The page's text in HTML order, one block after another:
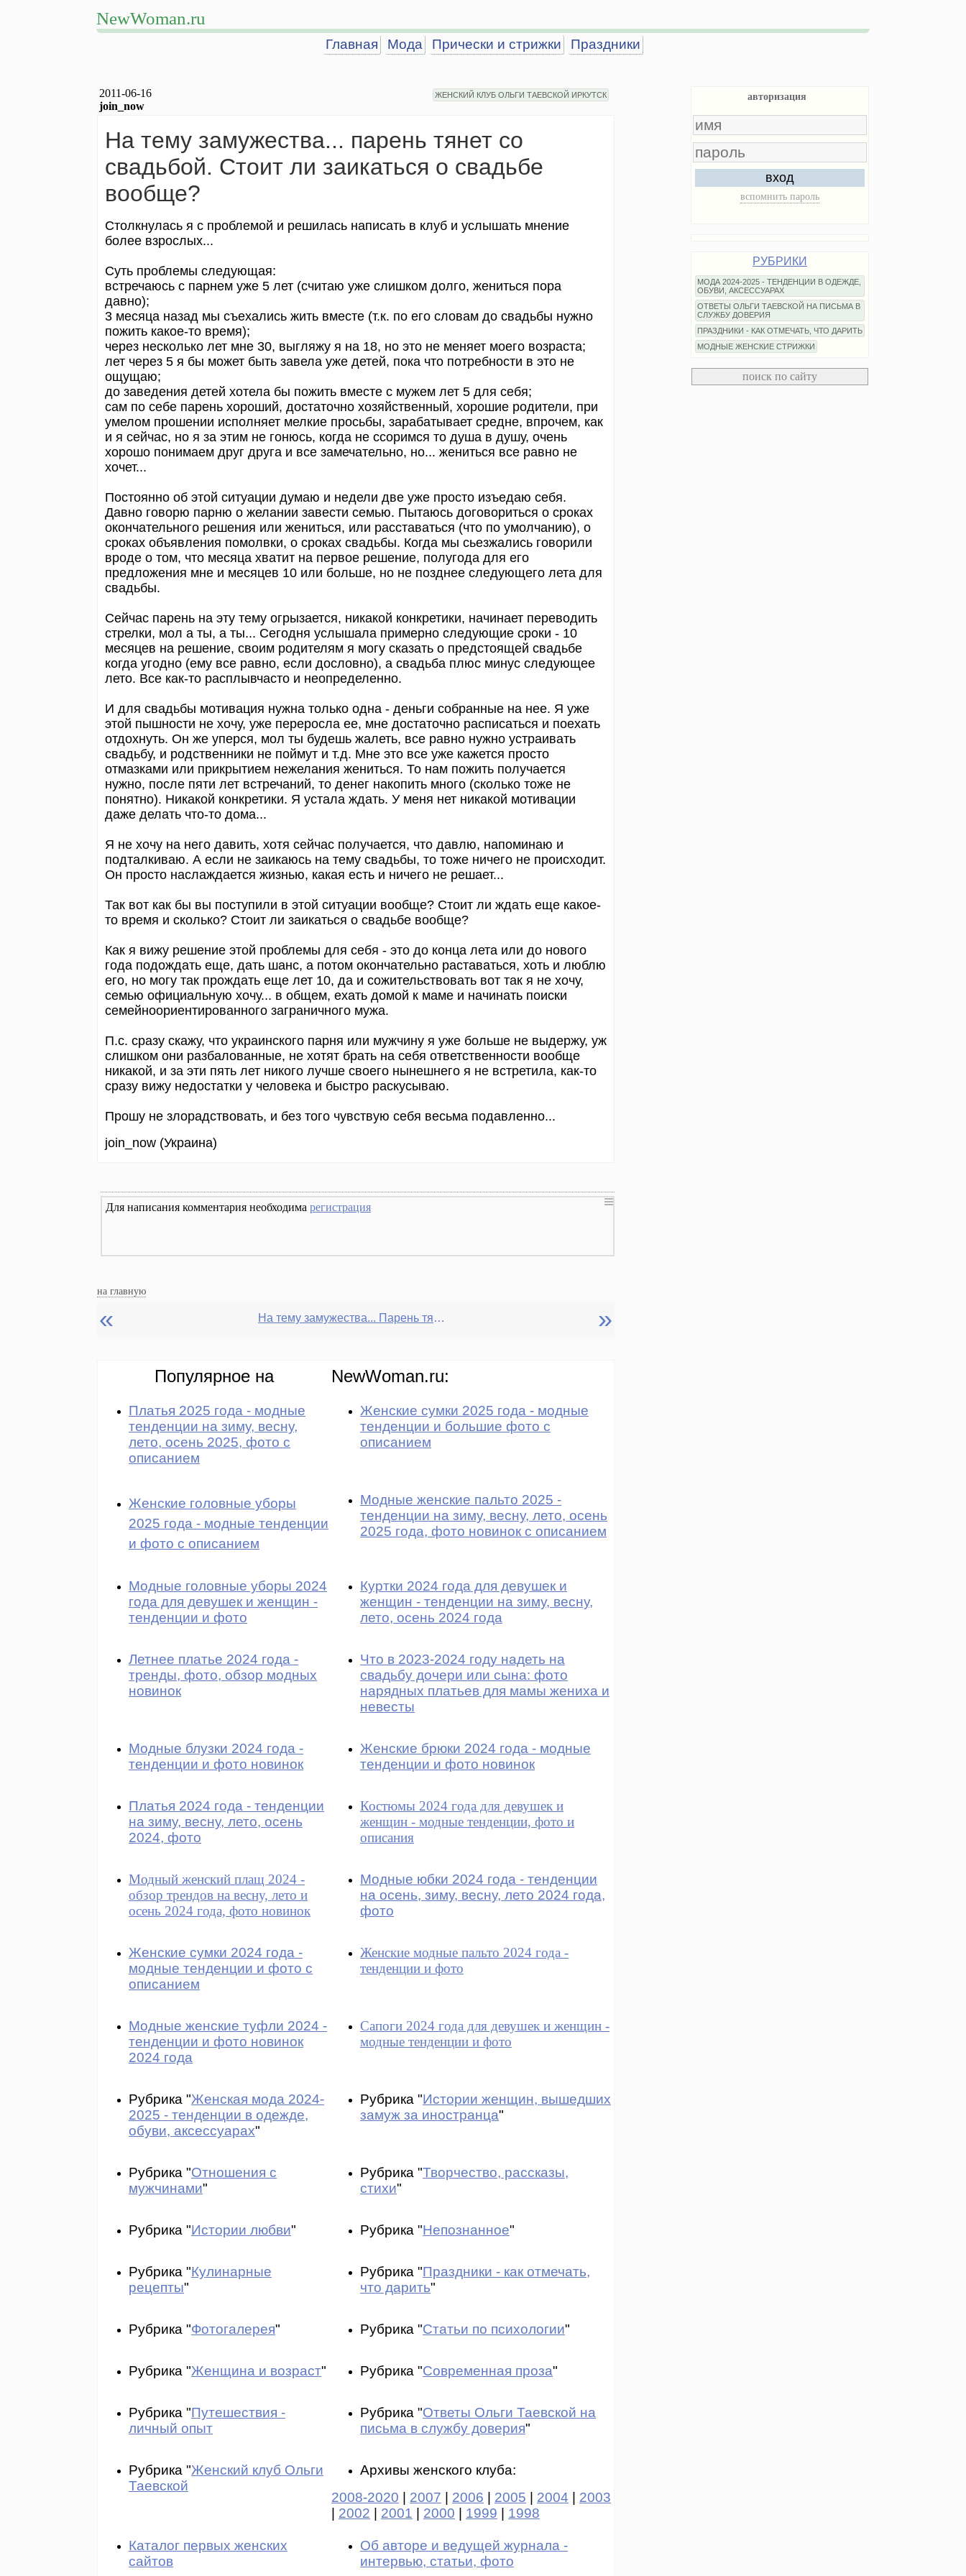
NewWoman.ru
Главная Мода Прически и стрижки Праздники
2011-06-16
join_now
ЖЕНСКИЙ КЛУБ ОЛЬГИ ТАЕВСКОЙ ИРКУТСК
На тему замужества... парень тянет со
свадьбой. Стоит ли заикаться о свадьбе
вообще?
Столкнулась я с проблемой и решилась написать в клуб и услышать мнение
более взрослых...
Суть проблемы следующая:
встречаюсь с парнем уже 5 лет (считаю уже слишком долго, жениться пора
давно);
3 месяца назад мы съехались жить вместе (т.к. по его словам до свадьбы нужно
пожить какое-то время);
через несколько лет мне 30, выгляжу я на 18, но это не меняет моего возраста;
лет через 5 я бы может быть завела уже детей, пока что потребности в это не
ощущаю;
до заведения детей хотела бы пожить вместе с мужем лет 5 для себя;
сам по себе парень хороший, достаточно хозяйственный, хорошие родители, при
умелом прошении исполняет мелкие просьбы, зарабатывает средне, впрочем, как
и я сейчас, но я за этим не гонюсь, когда не ссоримся то душа в душу, очень
хорошо понимаем друг друга и все замечательно, но... жениться все равно не
хочет...
Постоянно об этой ситуации думаю и недели две уже просто изъедаю себя.
Давно говорю парню о желании завести семью. Пытаюсь договориться о сроках
окончательного решения или жениться, или расставаться (что по умолчанию), о
сроках объявления помолвки, о сроках свадьбы. Когда мы сьезжались говорили
вроде о том, что месяца хватит на первое решение, полугода для его
предложения мне и месяцев 10 или больше, но не позднее следующего лета для
свадьбы.
Сейчас парень на эту тему огрызается, никакой конкретики, начинает переводить
стрелки, мол а ты, а ты... Сегодня услышала примерно следующие сроки - 10
месяцев на решение, своим родителям я могу сказать о предстоящей свадьбе
когда угодно (ему все равно, если дословно), а свадьба плюс минус следующее
лето. Все как-то расплывчасто и неопределенно.
И для свадьбы мотивация нужна только одна - деньги собранные на нее. Я уже
этой пышности не хочу, уже переросла ее, мне достаточно расписаться и поехать
отдохнуть. Он же уперся, мол ты будешь жалеть, все равно нужно устраивать
свадьбу, и родственники не поймут и т.д. Мне это все уже кажется просто
отмазками или прикрытием нежелания жениться. То нам пожить получается
нужно, после пяти лет встречаний, то денег накопить много (сколько тоже не
понятно). Никакой конкретики. Я устала ждать. У меня нет никакой мотивации
даже делать что-то дома...
Я не хочу на него давить, хотя сейчас получается, что давлю, напоминаю и
подталкиваю. А если не заикаюсь на тему свадьбы, то тоже ничего не происходит.
Он просто наслаждается жизнью, какая есть и ничего не решает...
Так вот как бы вы поступили в этой ситуации вообще? Стоит ли ждать еще какое-
то время и сколько? Стоит ли заикаться о свадьбе вообще?
Как я вижу решение этой проблемы для себя - это до конца лета или до нового
года подождать еще, дать шанс, а потом окончательно раставаться, хоть и люблю
его, но могу так прождать еще лет 10, да и сожительствовать вот так я не хочу,
семью официальную хочу... в общем, ехать домой к маме и начинать поиски
семейноориентированного заграничного мужа.
П.с. сразу скажу, что украинского парня или мужчину я уже больше не выдержу, уж
слишком они разбалованные, не хотят брать на себя ответственности вообще
никакой, и за эти пять лет никого лучше своего нынешнего я не встретила, как-то
сразу вижу недостатки у человека и быстро раскусываю.
Прошу не злорадствовать, и без того чувствую себя весьма подавленно...
join_now (Украина)
Для написания комментария необходима регистрация
на главную
« На тему замужества... Парень тянет со свадьбой. Стоит ли заикаться о свадьбе вообще? »
Популярное на NewWoman.ru:
Платья 2025 года - модные
тенденции на зиму, весну,
лето, осень 2025, фото с
описанием
Женские сумки 2025 года - модные
тенденции и большие фото с
описанием
Женские головные уборы
2025 года - модные тенденции
и фото с описанием
Модные женские пальто 2025 -
тенденции на зиму, весну, лето, осень
2025 года, фото новинок с описанием
Модные головные уборы 2024
года для девушек и женщин -
тенденции и фото
Куртки 2024 года для девушек и
женщин - тенденции на зиму, весну,
лето, осень 2024 года
Летнее платье 2024 года -
тренды, фото, обзор модных
новинок
Что в 2023-2024 году надеть на
свадьбу дочери или сына: фото
нарядных платьев для мамы жениха и
невесты
Модные блузки 2024 года -
тенденции и фото новинок
Женские брюки 2024 года - модные
тенденции и фото новинок
Платья 2024 года - тенденции
на зиму, весну, лето, осень
2024, фото
Костюмы 2024 года для девушек и
женщин - модные тенденции, фото и
описания
Модный женский плащ 2024 -
обзор трендов на весну, лето и
осень 2024 года, фото новинок
Модные юбки 2024 года - тенденции
на осень, зиму, весну, лето 2024 года,
фото
Женские сумки 2024 года -
модные тенденции и фото с
описанием
Женские модные пальто 2024 года -
тенденции и фото
Модные женские туфли 2024 -
тенденции и фото новинок
2024 года
Сапоги 2024 года для девушек и женщин -
модные тенденции и фото
Рубрика "Женская мода 2024-
2025 - тенденции в одежде,
обуви, аксессуарах"
Рубрика "Истории женщин, вышедших
замуж за иностранца"
Рубрика "Отношения с
мужчинами"
Рубрика "Творчество, рассказы,
стихи"
Рубрика "Истории любви" Рубрика "Непознанное"
Рубрика "Кулинарные
рецепты"
Рубрика "Праздники - как отмечать,
что дарить"
Рубрика "Фотогалерея" Рубрика "Статьи по психологии"
Рубрика "Женщина и возраст" Рубрика "Современная проза"
Рубрика "Путешествия -
личный опыт
Рубрика "Ответы Ольги Таевской на
письма в службу доверия"
Рубрика "Женский клуб Ольги
Таевской
Архивы женского клуба:
2008-2020
2007 2006 2005 2004
2003
2002 2001 2000 1999 1998
Каталог первых женских
сайтов
Об авторе и ведущей журнала -
интервью, статьи, фото
авторизация
вход
вспомнить пароль
РУБРИКИ
МОДА 2024-2025 - ТЕНДЕНЦИИ В ОДЕЖДЕ,
ОБУВИ, АКСЕССУАРАХ
ОТВЕТЫ ОЛЬГИ ТАЕВСКОЙ НА ПИСЬМА В
СЛУЖБУ ДОВЕРИЯ
ПРАЗДНИКИ - КАК ОТМЕЧАТЬ, ЧТО ДАРИТЬ
МОДНЫЕ ЖЕНСКИЕ СТРИЖКИ